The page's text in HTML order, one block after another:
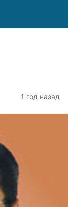
1 год назад